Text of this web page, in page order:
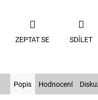
ZEPTAT SE SDÍLET
Popis Hodnocení